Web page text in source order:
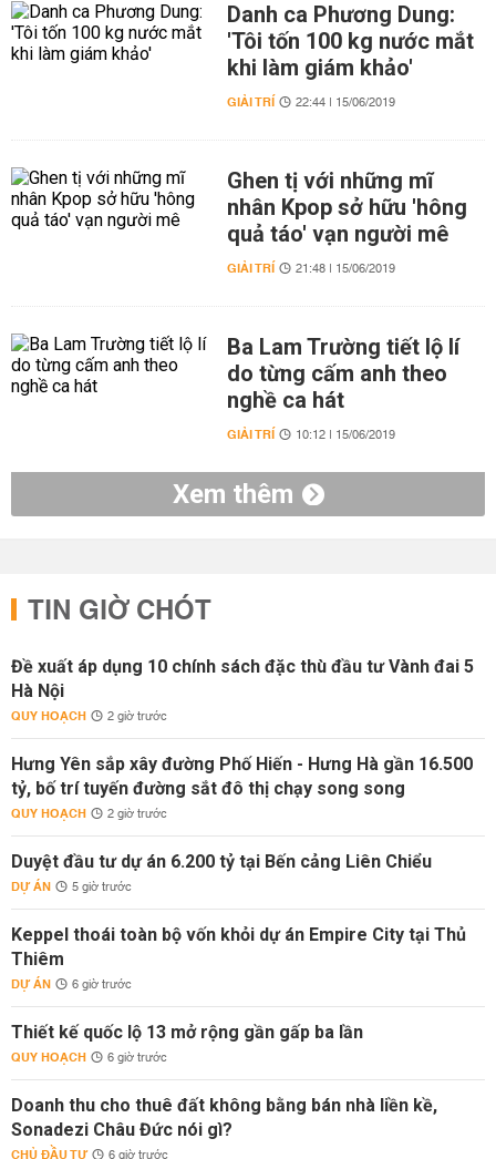
Danh ca Phương Dung:
'Tôi tốn 100 kg nước mắt
khi làm giám khảo'
GIẢI TRÍ 22:44 | 15/06/2019
Ghen tị với những mĩ
nhân Kpop sở hữu 'hông
quả táo' vạn người mê
GIẢI TRÍ 21:48 | 15/06/2019
Ba Lam Trường tiết lộ lí
do từng cấm anh theo
nghề ca hát
GIẢI TRÍ 10:12 | 15/06/2019
Xem thêm
TIN GIỜ CHÓT
Đề xuất áp dụng 10 chính sách đặc thù đầu tư Vành đai 5
Hà Nội
QUY HOẠCH 2 giờ trước
Hưng Yên sắp xây đường Phố Hiến - Hưng Hà gần 16.500
tỷ, bố trí tuyến đường sắt đô thị chạy song song
QUY HOẠCH 2 giờ trước
Duyệt đầu tư dự án 6.200 tỷ tại Bến cảng Liên Chiểu
DỰ ÁN 5 giờ trước
Keppel thoái toàn bộ vốn khỏi dự án Empire City tại Thủ
Thiêm
DỰ ÁN 6 giờ trước
Thiết kế quốc lộ 13 mở rộng gần gấp ba lần
QUY HOẠCH 6 giờ trước
Doanh thu cho thuê đất không bằng bán nhà liền kề,
Sonadezi Châu Đức nói gì?